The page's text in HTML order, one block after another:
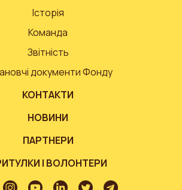
Історія
Команда
Звітність
документи Фонду
КОНТАКТИ
НОВИНИ
ПАРТНЕРИ
І ВОЛОНТЕРИ